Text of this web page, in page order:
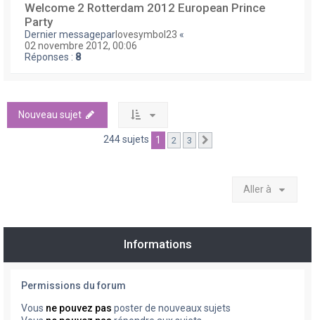
Welcome 2 Rotterdam 2012 European Prince
Party
Dernier messageparlovesymbol23 «
02 novembre 2012, 00:06
Réponses : 8
Nouveau sujet
244 sujets 1 2 3
Aller à
Informations
Permissions du forum
Vous ne pouvez pas poster de nouveaux sujets